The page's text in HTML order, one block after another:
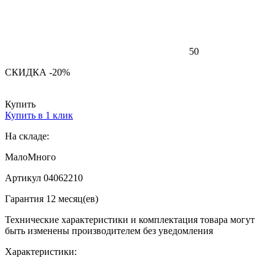
50
СКИДКА -20%
Купить
Купить в 1 клик
На складе:
МалоМного
Артикул 04062210
Гарантия 12 месяц(ев)
Технические характеристики и комплектация товара могут
быть изменены производителем без уведомления
Характеристики: